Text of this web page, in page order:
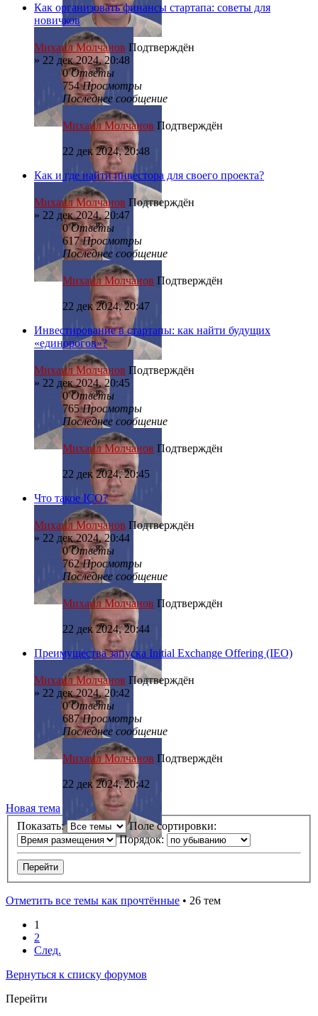
Как организовать финансы стартапа: советы для
новичков
Михаил Молчанов Подтверждён
» 22 дек 2024, 20:48
0Ответы
754Просмотры
Последнее сообщение
Михаил Молчанов Подтверждён
22 дек 2024, 20:48
Как и где найти инвестора для своего проекта?
Михаил Молчанов Подтверждён
» 22 дек 2024, 20:47
0Ответы
617Просмотры
Последнее сообщение
Михаил Молчанов Подтверждён
22 дек 2024, 20:47
Инвестирование в стартапы: как найти будущих
«единорогов»?
Михаил Молчанов Подтверждён
» 22 дек 2024, 20:45
0Ответы
765Просмотры
Последнее сообщение
Михаил Молчанов Подтверждён
22 дек 2024, 20:45
Что такое ICO?
Михаил Молчанов Подтверждён
» 22 дек 2024, 20:44
0Ответы
762Просмотры
Последнее сообщение
Михаил Молчанов Подтверждён
22 дек 2024, 20:44
Преимущества запуска Initial Exchange Offering (IEO)
Михаил Молчанов Подтверждён
» 22 дек 2024, 20:42
0Ответы
687Просмотры
Последнее сообщение
Михаил Молчанов Подтверждён
22 дек 2024, 20:42
Новая тема
Показать:
Поле сортировки:
Порядок:
Отметить все темы как прочтённые • 26 тем
1
2
След.
Вернуться к списку форумов
Перейти